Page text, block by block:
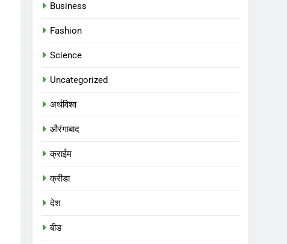
Business
Fashion
Science
Uncategorized
अर्थविश्व
औरंगाबाद
क्राईम
क्रीडा
देश
बीड